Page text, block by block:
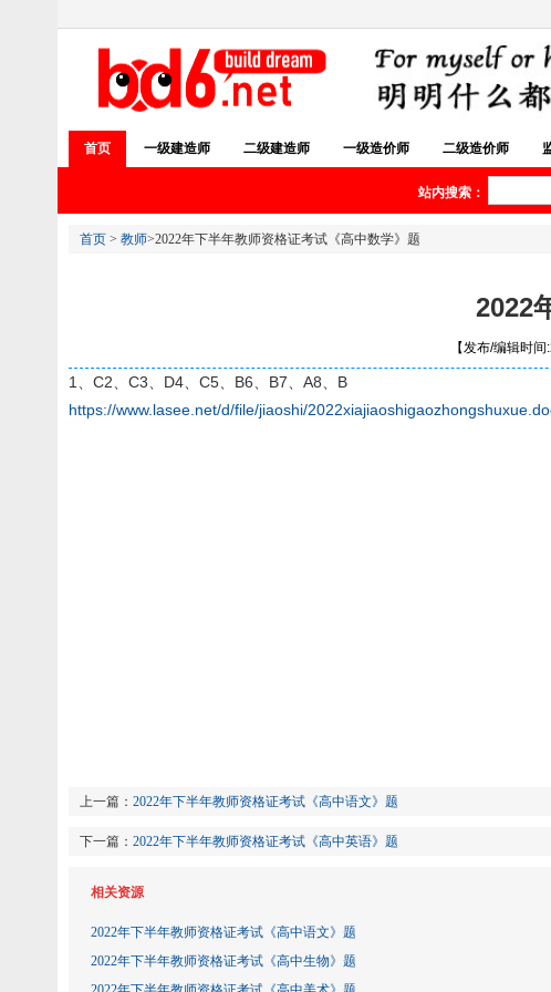
首页 一级建造师 二级建造师 一级造价师 二级造价师
站内搜索：
首页 > 教师>2022年下半年教师资格证考试《高中数学》题
2022
【发布/编辑时
1、C2、C3、D4、C5、B6、B7、A8、B
https://www.lasee.net/d/file/jiaoshi/
上一篇： 2022年下半年教师资格证考试《高中语文》题
下一篇： 2022年下半年教师资格证考试《高中英语》题
相关资源
2022年下半年教师资格证考试《高中语文》题
2022年下半年教师资格证考试《高中生物》题